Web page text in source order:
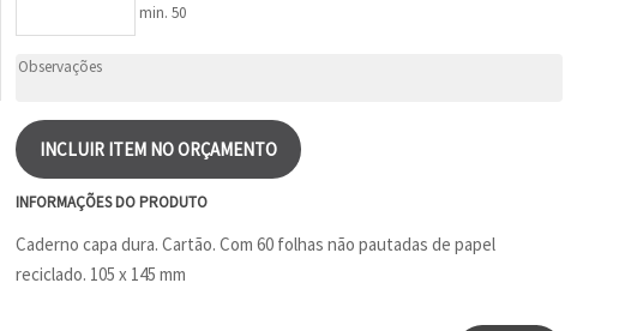
min. 50
INCLUIR ITEM NO ORÇAMENTO
INFORMAÇÕES DO PRODUTO
Caderno capa dura. Cartão. Com 60 folhas não pautadas de papel
reciclado. 105 x 145 mm